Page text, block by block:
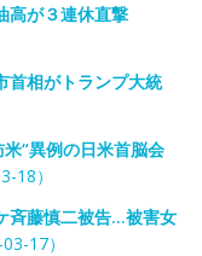
高が３連休直撃
相がトランプ大統
“異例の日米首脳会
18）
藤慎二被告…被害女
17）